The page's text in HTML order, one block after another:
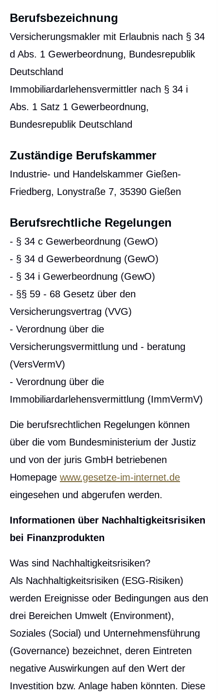
Berufsbezeichnung
Ver­sicherungs­makler mit Erlaubnis nach § 34
d Abs. 1 Gewerbeordnung, Bundesrepublik
Deutschland
Immobiliardarlehensvermittler nach § 34 i
Abs. 1 Satz 1 Gewerbeordnung,
Bundesrepublik Deutschland
Zuständige Berufskammer
Industrie- und Handelskammer Gießen-
Friedberg, Lonystraße 7, 35390 Gießen
Berufsrechtliche Regelungen
- § 34 c Gewerbeordnung (GewO)
- § 34 d Gewerbeordnung (GewO)
- § 34 i Gewerbeordnung (GewO)
- §§ 59 - 68 Gesetz über den
Versicherungsvertrag (VVG)
- Verordnung über die
Versicherungsvermittlung und - beratung
(VersVermV)
- Verordnung über die
Immobiliardarlehensvermittlung (ImmVermV)
Die berufsrechtlichen Regelungen können
über die vom Bundesministerium der Justiz
und von der juris GmbH betriebenen
Homepage www.gesetze-im-internet.de
eingesehen und abgerufen werden.
Informationen über Nachhaltigkeitsrisiken
bei Finanzprodukten
Was sind Nachhaltigkeitsrisiken?
Als Nachhaltigkeitsrisiken (ESG-Risiken)
werden Ereignisse oder Bedingungen aus den
drei Bereichen Umwelt (Environment),
Soziales (Social) und Unternehmensführung
(Governance) bezeichnet, deren Eintreten
negative Auswirkungen auf den Wert der
Investition bzw. Anlage haben könnten. Diese